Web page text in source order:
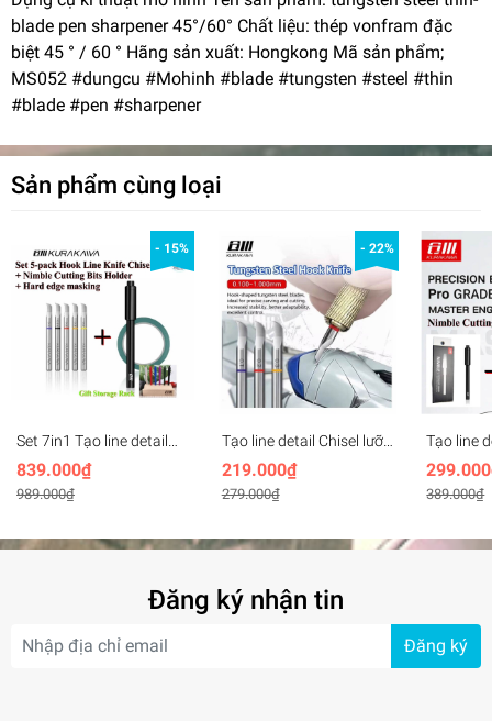
blade pen sharpener 45°/60° Chất liệu: thép vonfram đặc
biệt 45 ° / 60 ° Hãng sản xuất: Hongkong Mã sản phẩm;
MS052 #dungcu #Mohinh #blade #tungsten #steel #thin
#blade #pen #sharpener
Sản phẩm cùng loại
- 15%
Set 7in1 Tạo line detail
Chisel lưỡi câu
KURAKAWA ET9 Hook
Line Knife 0.1-0.5 +
839.000₫
989.000₫
- 22%
Tạo line detail Chisel lưỡi
câu KURAKAWA 0.1-
1.0mm ET9 Hook Line
Knife + cán
219.000₫
279.000₫
Tạo line
1.0mm
Master
Pro +
389.000₫
Đăng ký nhận tin
Đăng ký